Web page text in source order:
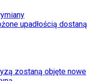
upadłością dostaną
zostaną objęte nowe